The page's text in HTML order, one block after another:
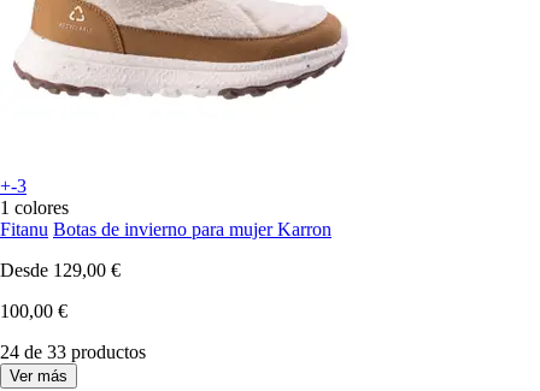
+-3
1 colores
Fitanu Botas de invierno para mujer Karron
Desde 129,00 €
100,00 €
24 de 33 productos
Ver más